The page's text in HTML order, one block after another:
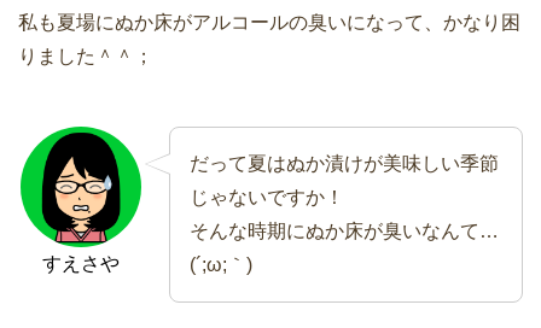
私も夏場にぬか床がアルコールの臭いになって、かなり困
りました＾＾；
すえさや
だって夏はぬか漬けが美味しい季節
じゃないですか！
そんな時期にぬか床が臭いなんて…
(´;ω;｀)